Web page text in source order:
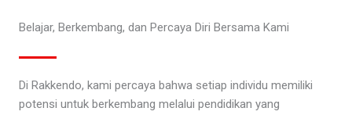
Belajar, Berkembang, dan Percaya Diri Bersama Kami
Di Rakkendo, kami percaya bahwa setiap individu memiliki
potensi untuk berkembang melalui pendidikan yang